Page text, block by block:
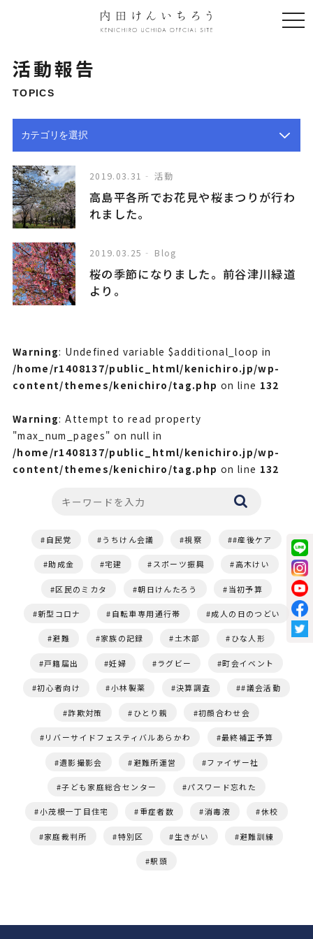
活動報告
TOPICS
2019.03.31 活動
高島平各所でお花見や桜まつりが行わ
れました。
2019.03.25 Blog
桜の季節になりました。前谷津川緑道
より。
Warning: Undefined variable $additional_loop in
/home/r1408137/public_html/kenichiro.jp/wp-
content/themes/kenichiro/tag.php on line 132
Warning: Attempt to read property
"max_num_pages" on null in
/home/r1408137/public_html/kenichiro.jp/wp-
content/themes/kenichiro/tag.php on line 132
自民党 うちけん会議 視察 #産後ケア
助成金 宅建 スポーツ振興 高木けい
区民のミカタ 朝日けんたろう 当初予算
新型コロナ 自転車専用通行帯 成人の日のつどい
避難 家族の記録 土木部 ひな人形
戸籍届出 妊婦 ラグビー 町会イベント
初心者向け 小林製薬 決算調査 #議会活動
詐欺対策 ひとり親 初顔合わせ会
リバーサイドフェスティバルあらかわ 最終補正予算
遺影撮影会 避難所運営 ファイザー社
子ども家庭総合センター パスワード忘れた
小茂根一丁目住宅 重症者数 消毒液 休校
家庭裁判所 特別区 生きがい 避難訓練
駅頭